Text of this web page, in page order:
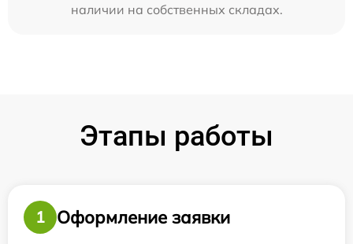
наличии на собственных складах.
Этапы работы
1
Оформление заявки